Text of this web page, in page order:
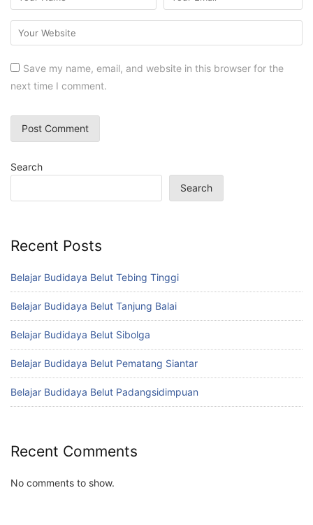
Save my name, email, and website in this browser for the
next time I comment.
Search
Search
Recent Posts
Belajar Budidaya Belut Tebing Tinggi
Belajar Budidaya Belut Tanjung Balai
Belajar Budidaya Belut Sibolga
Belajar Budidaya Belut Pematang Siantar
Belajar Budidaya Belut Padangsidimpuan
Recent Comments
No comments to show.